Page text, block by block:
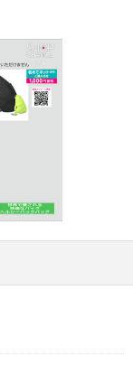
５ｃｍ
ｍ